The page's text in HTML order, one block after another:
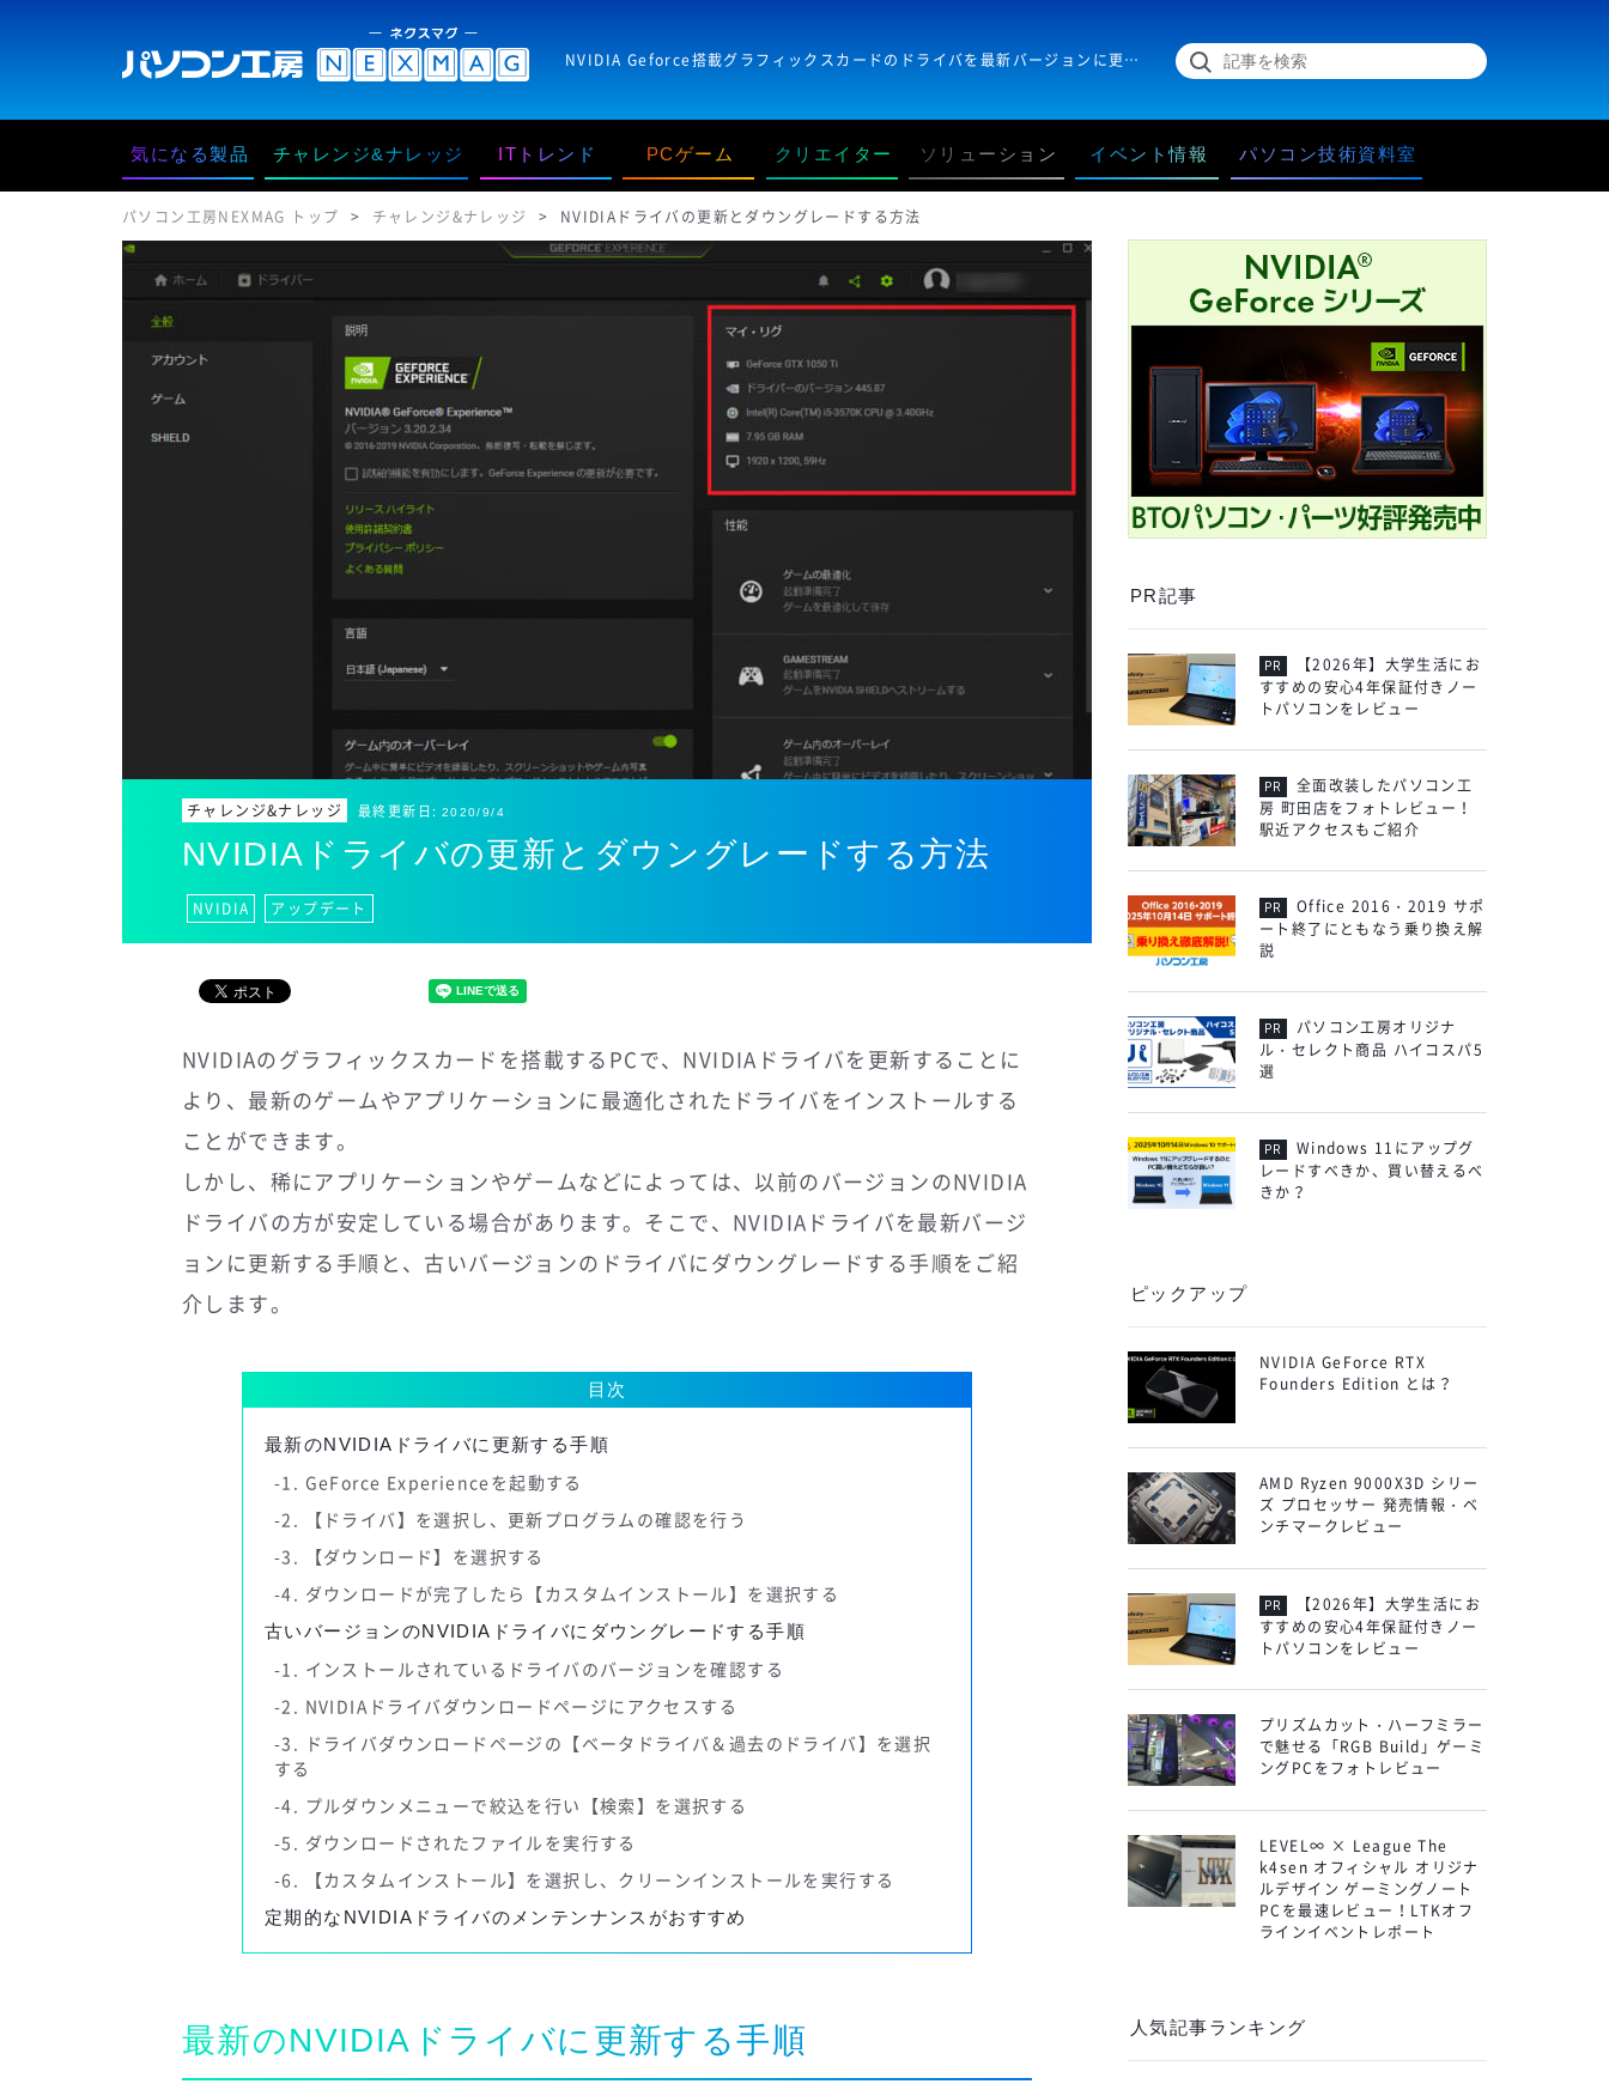
NVIDIA Geforce搭載グラフィックスカードのドライバを最新バージョンに更新する手順と古いバージョンのドライバにダウングレードする手順をご紹介します。
気になる製品 チャレンジ&ナレッジ ITトレンド PCゲーム クリエイター ソリューション イベント情報 パソコン技術資料室
パソコン工房NEXMAG トップ チャレンジ&ナレッジ NVIDIAドライバの更新とダウングレードする方法
チャレンジ&ナレッジ 最終更新日: 2020/9/4
NVIDIAドライバの更新とダウングレードする方法
NVIDIA アップデート
NVIDIAのグラフィックスカードを搭載するPCで、NVIDIAドライバを更新することに
より、最新のゲームやアプリケーションに最適化されたドライバをインストールする
ことができます。
しかし、稀にアプリケーションやゲームなどによっては、以前のバージョンのNVIDIA
ドライバの方が安定している場合があります。そこで、NVIDIAドライバを最新バージ
ョンに更新する手順と、古いバージョンのドライバにダウングレードする手順をご紹
介します。
目次
最新のNVIDIAドライバに更新する手順
1. GeForce Experienceを起動する
2. 【ドライバ】を選択し、更新プログラムの確認を行う
3. 【ダウンロード】を選択する
4. ダウンロードが完了したら【カスタムインストール】を選択する
古いバージョンのNVIDIAドライバにダウングレードする手順
1. インストールされているドライバのバージョンを確認する
2. NVIDIAドライバダウンロードページにアクセスする
3. ドライバダウンロードページの【ベータドライバ＆過去のドライバ】を選択
する
4. プルダウンメニューで絞込を行い【検索】を選択する
5. ダウンロードされたファイルを実行する
6. 【カスタムインストール】を選択し、クリーンインストールを実行する
定期的なNVIDIAドライバのメンテンナンスがおすすめ
最新のNVIDIAドライバに更新する手順
PR記事
【2026年】大学生活にお
すすめの安心4年保証付きノー
トパソコンをレビュー
全面改装したパソコン工
房 町田店をフォトレビュー！
駅近アクセスもご紹介
Office 2016・2019 サポ
ート終了にともなう乗り換え解
説
パソコン工房オリジナ
ル・セレクト商品 ハイコスパ5
選
Windows 11にアップグ
レードすべきか、買い替えるべ
きか？
ピックアップ
NVIDIA GeForce RTX
Founders Edition とは？
AMD Ryzen 9000X3D シリー
ズ プロセッサー 発売情報・ベ
ンチマークレビュー
【2026年】大学生活にお
すすめの安心4年保証付きノー
トパソコンをレビュー
プリズムカット・ハーフミラー
で魅せる「RGB Build」ゲーミ
ングPCをフォトレビュー
LEVEL∞ × League The
k4sen オフィシャル オリジナ
ルデザイン ゲーミングノート
PCを最速レビュー！LTKオフ
ラインイベントレポート
人気記事ランキング